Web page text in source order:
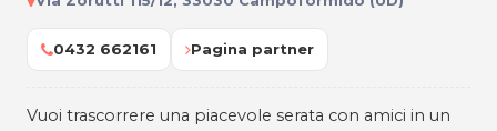
0432 662161 Pagina partner
Vuoi trascorrere una piacevole serata con amici in un